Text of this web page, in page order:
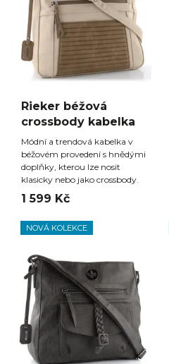
Rieker béžová
crossbody kabelka
Módní a trendová kabelka v
béžovém provedení s hnědými
doplňky, kterou lze nosit
klasicky nebo jako crossbody.
1 599 Kč
NOVÁ KOLEKCE